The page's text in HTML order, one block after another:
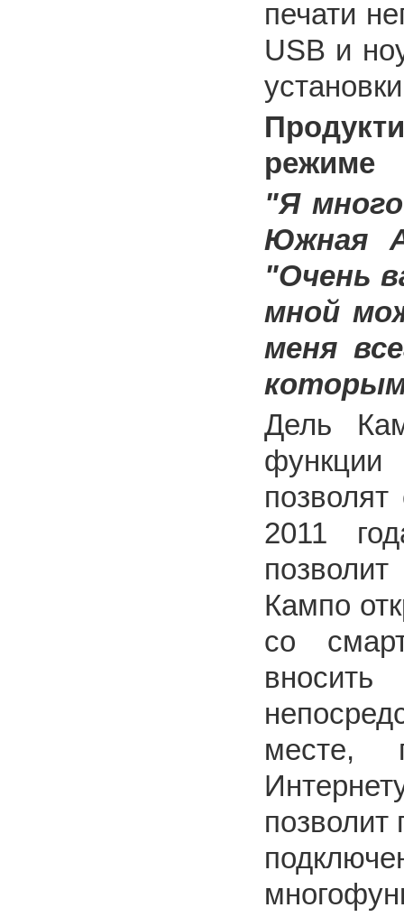
печати
USB и
режиме
"Я
Южная
"Очень
мной
меня
Дель
функции
2011
Кампо
со
месте,
позволит